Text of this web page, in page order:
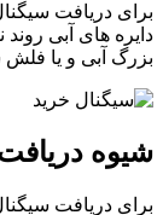
برای دریافت
دایره های آبی روند
بزرگ آبی و یا فلش
شیوه
برای دریافت